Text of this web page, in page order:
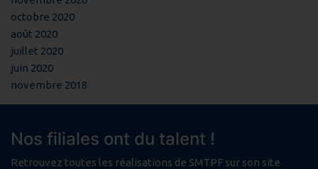
octobre 2020
août 2020
juillet 2020
juin 2020
novembre 2018
Nos filiales ont du talent !
Retrouvez toutes les réalisations de SMTPF sur son site